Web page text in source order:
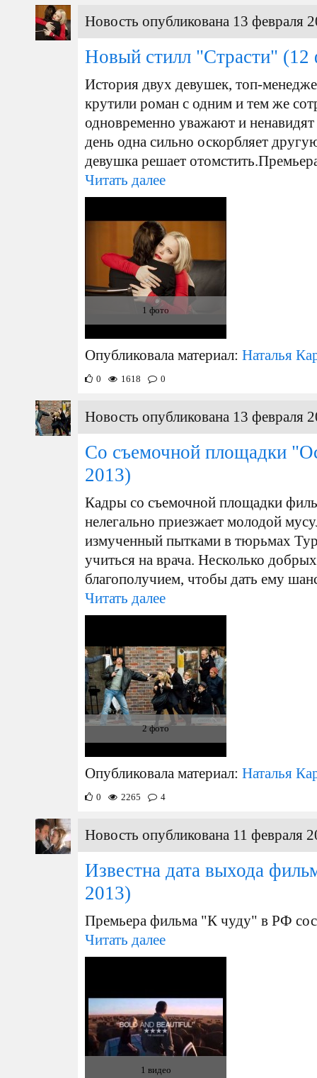
Новость опубликована 13 февраля
Новый стилл "Страсти" (12
История двух девушек, топ-
крутили роман с одним и тем же
одновременно уважают и
день одна сильно оскорбляет
девушка решает отомстить.
Читать далее
1 фото
Опубликовала материал: Наталья
0 1618 0
Новость опубликована 13 февраля
Со съемочной площадки
2013)
Кадры со съемочной площадки
нелегально приезжает молодой
измученный пытками в тюрьмах
учиться на врача. Несколько
благополучием, чтобы дать ему
Читать далее
2 фото
Опубликовала материал: Наталья
0 2265 4
Новость опубликована 11 февраля
Известна дата выхода
2013)
Премьера фильма "К чуду" в РФ
Читать далее
1 видео